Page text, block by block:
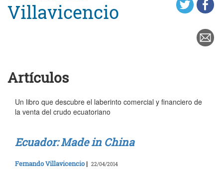
Villavicencio
Artículos
Un libro que descubre el laberinto comercial y financiero de
la venta del crudo ecuatoriano
Ecuador: Made in China
Fernando Villavicencio| 22/04/2014